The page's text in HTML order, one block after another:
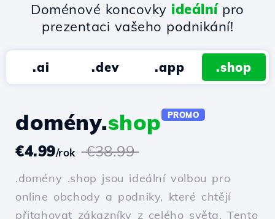
Doménové koncovky ideálnípro
prezentaci vašeho podnikání!
.ai .dev .app .shop
domény.shop PROMO
€4.99/rok €38.99
.domény .shop jsou ideální volbou pro
online obchody a podniky, které chtějí
přitahovat zákazníky z celého světa. Tento